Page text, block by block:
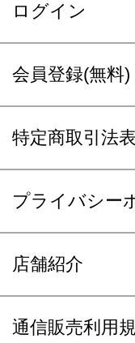
ログイン
会員登録(無料)
特定商取引法
プライバシー
店舗紹介
通信販売利用